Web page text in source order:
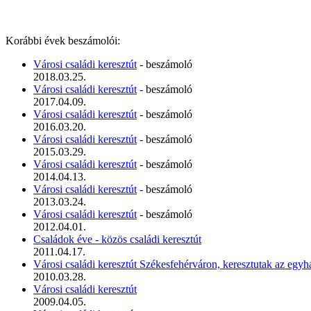
Korábbi évek beszámolói:
Városi családi keresztút - beszámoló
2018.03.25.
Városi családi keresztút - beszámoló
2017.04.09.
Városi családi keresztút - beszámoló
2016.03.20.
Városi családi keresztút - beszámoló
2015.03.29.
Városi családi keresztút - beszámoló
2014.04.13.
Városi családi keresztút - beszámoló
2013.03.24.
Városi családi keresztút - beszámoló
2012.04.01.
Családok éve - közös családi keresztút
2011.04.17.
Városi családi keresztút Székesfehérváron, keresztutak az
2010.03.28.
Városi családi keresztút
2009.04.05.